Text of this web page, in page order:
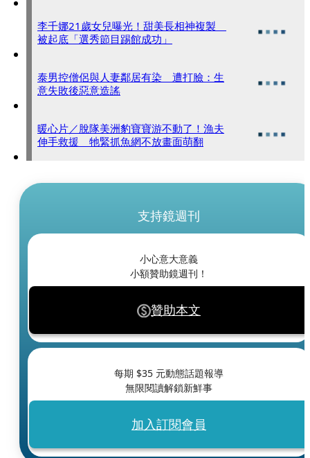
李千娜21歲女兒曝光！甜美長相神複製
被起底「選秀節目踢館成功」
泰男控僧侶與人妻鄰居有染 遭打臉：生
意失敗後惡意造謠
暖心片／脫隊美洲豹寶寶游不動了！漁夫
伸手救援 牠緊抓魚網不放畫面萌翻
支持鏡週刊
小心意大意義
小額贊助鏡週刊！
贊助本文
每期 $35 元動態話題報導
無限閱讀解鎖新鮮事
加入訂閱會員